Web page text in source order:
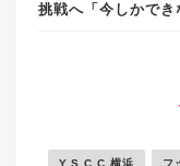
挑戦へ「今しかで
Y.S.C.C.横浜 フ